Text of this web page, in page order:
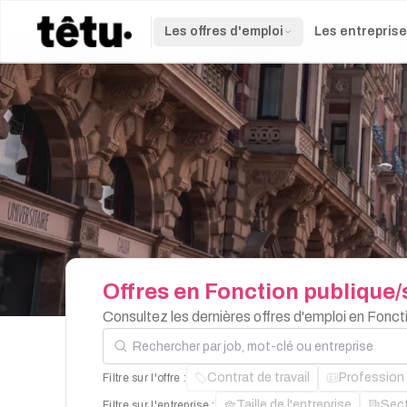
Les offres d'emploi Les
Offres en Fonction
Consultez les dernières offres d'emploi en
Rechercher par job, mot-clé ou entreprise
Filtre sur l'offre : Contrat de travail Profession